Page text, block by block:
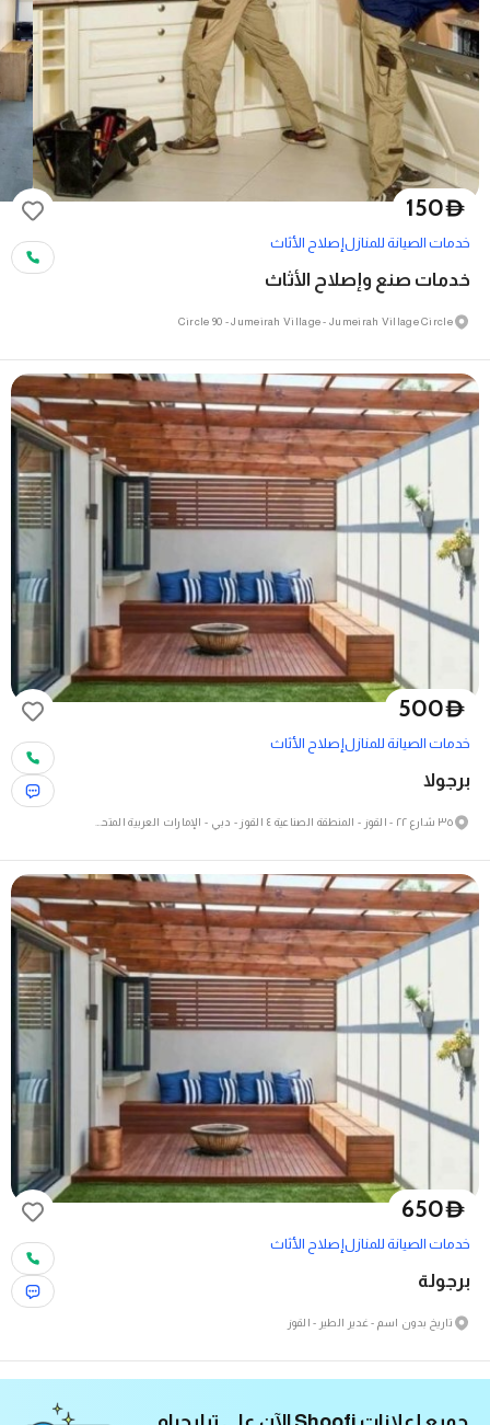
D
150
خدمات الصيانة للمنازلإصلاح الأثاث
خدمات صنع وإصلاح الأثاث
Circle 90 - Jumeirah Village - Jumeirah Village Circle
D
500
خدمات الصيانة للمنازلإصلاح الأثاث
برجولا
D
650
خدمات الصيانة للمنازلإصلاح الأثاث
برجولة
تاريخ بدون اسم - غدير الطير - القوز